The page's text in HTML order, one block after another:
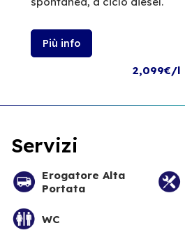
Più info
2,099€/l
Servizi
Erogatore Alta
Portata
WC